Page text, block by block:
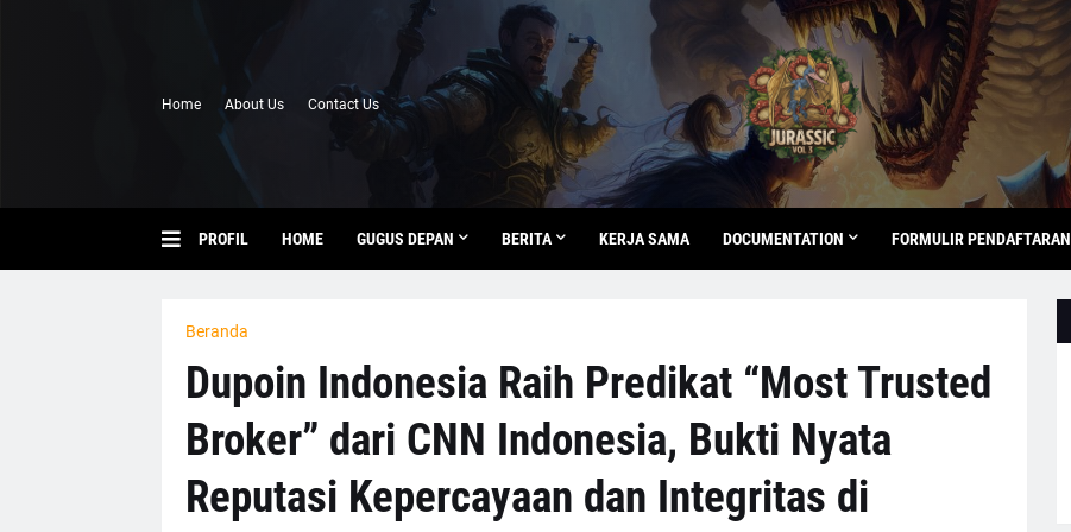
Home About Us Contact Us
PROFIL HOME GUGUS DEPAN BERITA KERJA SAMA DOCUMENTATION FORMULIR PENDAFTARAN
Beranda
Dupoin Indonesia Raih Predikat “Most Trusted
Broker” dari CNN Indonesia, Bukti Nyata
Reputasi Kepercayaan dan Integritas di